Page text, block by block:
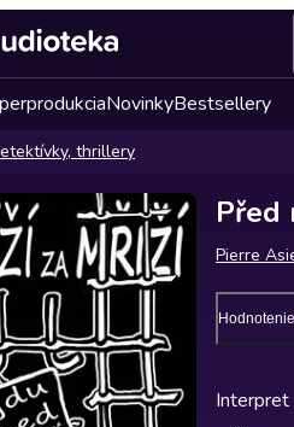
NovinkyBestsellery
thrillery
Před
Pierre
Hodnotenie
Interpret